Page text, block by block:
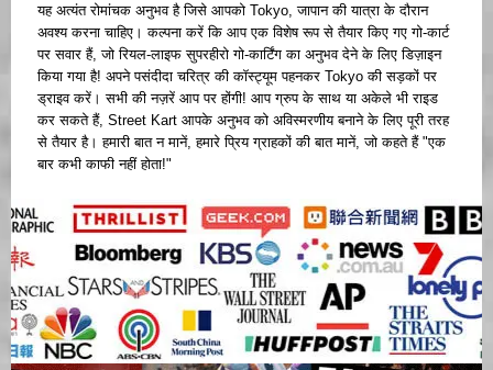
यह अत्यंत रोमांचक अनुभव है जिसे आपको Tokyo, जापान की यात्रा के दौरान
अवश्य करना चाहिए। कल्पना करें कि आप एक विशेष रूप से तैयार किए गए गो-कार्ट
पर सवार हैं, जो रियल-लाइफ सुपरहीरो गो-कार्टिंग का अनुभव देने के लिए डिज़ाइन
किया गया है! अपने पसंदीदा चरित्र की कॉस्ट्यूम पहनकर Tokyo की सड़कों पर
ड्राइव करें। सभी की नज़रें आप पर होंगी! आप ग्रुप के साथ या अकेले भी राइड
कर सकते हैं, Street Kart आपके अनुभव को अविस्मरणीय बनाने के लिए पूरी तरह
से तैयार है। हमारी बात न मानें, हमारे प्रिय ग्राहकों की बात मानें, जो कहते हैं "एक
बार कभी काफी नहीं होता!"